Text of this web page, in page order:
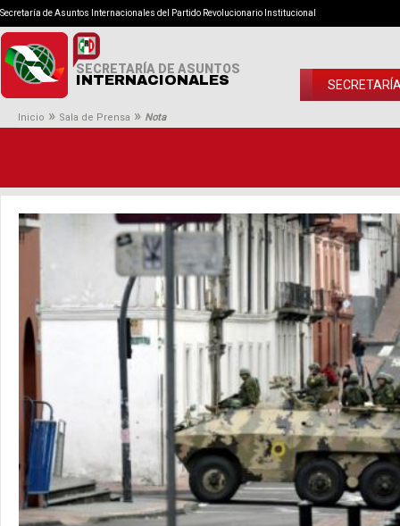
Secretaría de Asuntos Internacionales del Partido Revolucionario Institucional
SECRETARÍA DE ASUNTOS
INTERNACIONALES
Inicio » Sala de Prensa » Nota